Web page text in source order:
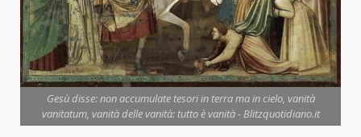
Gesù disse: non accumulate tesori in terra ma in cielo, vanità
vanitatum, vanità delle vanità: tutto è vanità - Blitzquotidiano.it